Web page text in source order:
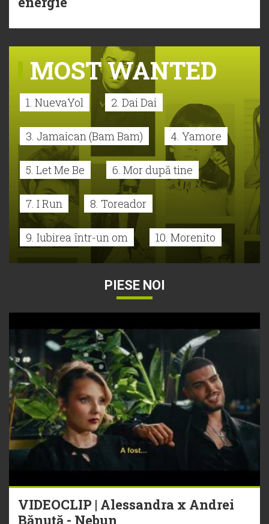
MOST WANTED
1. NuevaYol 2. Dai Dai
3. Jamaican (Bam Bam) 4. Yamore
5. Let Me Be 6. Mor după tine
7. I Run 8. Toreador
9. Iubirea într-un om 10. Morenito
PIESE NOI
VIDEOCLIP | Alessandra x Andrei
Bănuță - Nebun